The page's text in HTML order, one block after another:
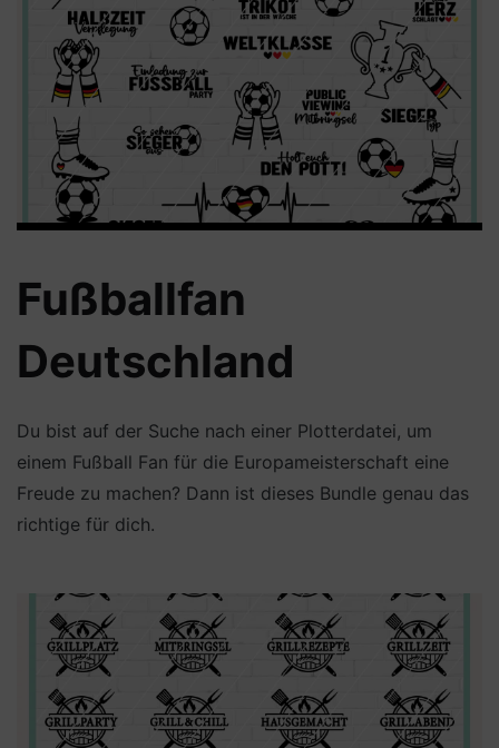
Fußballfan
Deutschland
Du bist auf der Suche nach einer Plotterdatei, um
einem Fußball Fan für die Europameisterschaft eine
Freude zu machen? Dann ist dieses Bundle genau das
richtige für dich.